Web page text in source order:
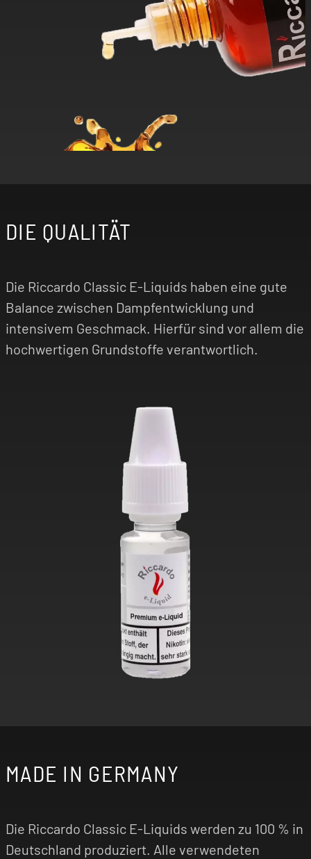
DIE QUALITÄT
Die Riccardo Classic E-Liquids haben eine gute
Balance zwischen Dampfentwicklung und
intensivem Geschmack. Hierfür sind vor allem die
hochwertigen Grundstoffe verantwortlich.
MADE IN GERMANY
Die Riccardo Classic E-Liquids werden zu 100 % in
Deutschland produziert. Alle verwendeten